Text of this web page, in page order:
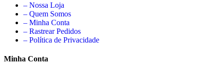
– Nossa Loja
– Quem Somos
– Minha Conta
– Rastrear Pedidos
– Política de Privacidade
Minha Conta